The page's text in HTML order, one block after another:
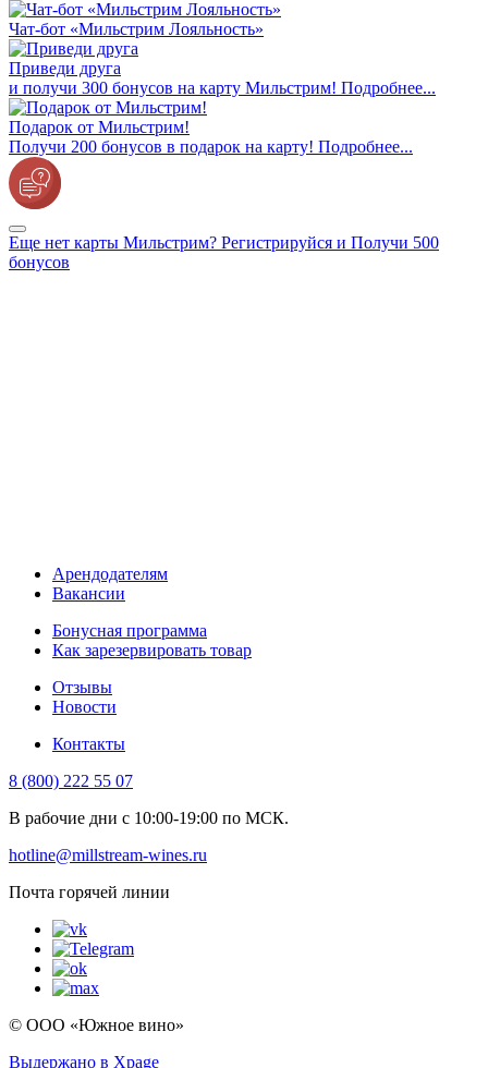
Чат-бот «Мильстрим Лояльность»
Приведи друга
и получи 300 бонусов на карту Мильстрим! Подробнее...
Подарок от Мильстрим!
Получи 200 бонусов в подарок на карту! Подробнее...
Еще нет карты Мильстрим? Регистрируйся и Получи 500
бонусов
Арендодателям
Вакансии
Бонусная программа
Как зарезервировать товар
Отзывы
Новости
Контакты
8 (800) 222 55 07
В рабочие дни с 10:00-19:00 по МСК.
hotline@millstream-wines.ru
Почта горячей линии
© ООО «Южное вино»
Выдержано в Xpage